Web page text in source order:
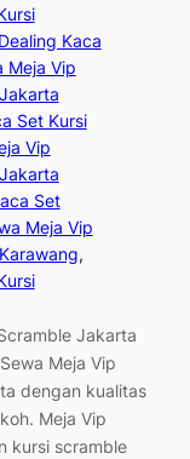
Kaca
Meja Vip
Set Kursi
Vip
Set
Meja Vip
Jakarta
Meja Vip
dengan kualitas
Meja Vip
kursi scramble